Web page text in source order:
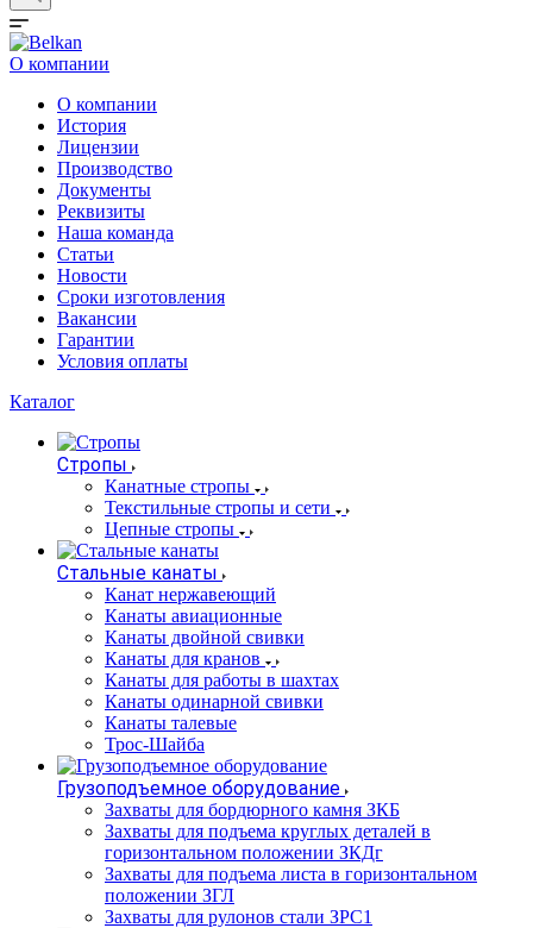
О компании
О компании
История
Лицензии
Производство
Документы
Реквизиты
Наша команда
Статьи
Новости
Сроки изготовления
Вакансии
Гарантии
Условия оплаты
Каталог
Стропы
Канатные стропы
Текстильные стропы и сети
Цепные стропы
Стальные канаты
Канат нержавеющий
Канаты авиационные
Канаты двойной свивки
Канаты для кранов
Канаты для работы в шахтах
Канаты одинарной свивки
Канаты талевые
Трос-Шайба
Грузоподъемное оборудование
Захваты для бордюрного камня ЗКБ
Захваты для подъема круглых деталей в
горизонтальном положении ЗКДг
Захваты для подъема листа в горизонтальном
положении ЗГЛ
Захваты для рулонов стали ЗРС1